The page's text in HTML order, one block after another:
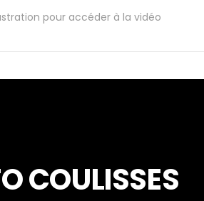
pour accéder à la vidéo
COULISSES